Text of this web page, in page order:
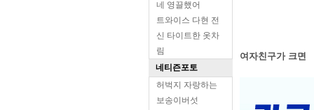
네 영끌했어
트와이스 다현 전
신 타이트한 옷차
림
네티즌포토
허벅지 자랑하는
보송이버섯
여자친구가 크면